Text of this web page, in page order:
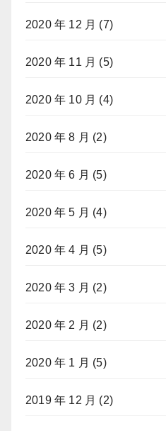
2020 年 12 月 (7)
2020 年 11 月 (5)
2020 年 10 月 (4)
2020 年 8 月 (2)
2020 年 6 月 (5)
2020 年 5 月 (4)
2020 年 4 月 (5)
2020 年 3 月 (2)
2020 年 2 月 (2)
2020 年 1 月 (5)
2019 年 12 月 (2)